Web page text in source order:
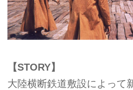
【STORY】
大陸横断鉄道敷設によって